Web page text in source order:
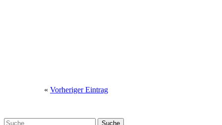
« Vorheriger Eintrag